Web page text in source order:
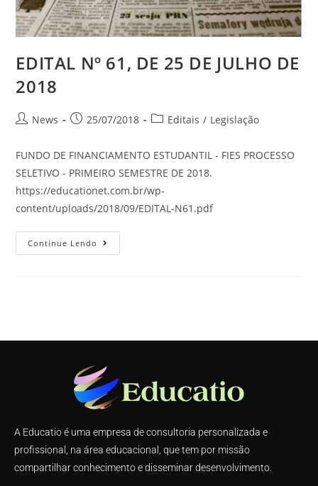
EDITAL Nº 61, DE 25 DE JULHO DE
2018
News 25/07/2018 Editais / Legislação
FUNDO DE FINANCIAMENTO ESTUDANTIL - FIES PROCESSO
SELETIVO - PRIMEIRO SEMESTRE DE 2018.
https://educationet.com.br/wp-
content/uploads/2018/09/EDITAL-N61.pdf
Continue Lendo
A Educatio é uma empresa de consultoria personalizada e
profissional, na área educacional, que tem por missão
compartilhar conhecimento e disseminar desenvolvimento.